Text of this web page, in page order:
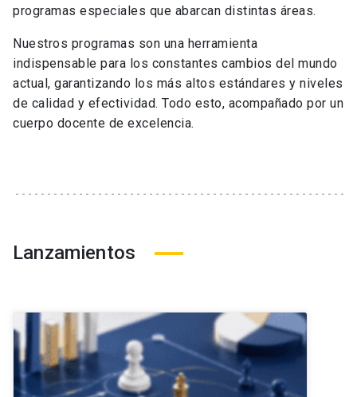
programas especiales que abarcan distintas áreas.
Nuestros programas son una herramienta
indispensable para los constantes cambios del mundo
actual, garantizando los más altos estándares y niveles
de calidad y efectividad. Todo esto, acompañado por un
cuerpo docente de excelencia.
Lanzamientos